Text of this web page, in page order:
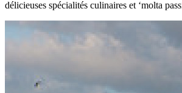
délicieuses spécialités culinaires et ‘molta